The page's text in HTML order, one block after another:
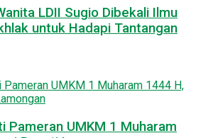
LDII Sugio Dibekali Ilmu
untuk Hadapi Tantangan
Pameran UMKM 1 Muharam